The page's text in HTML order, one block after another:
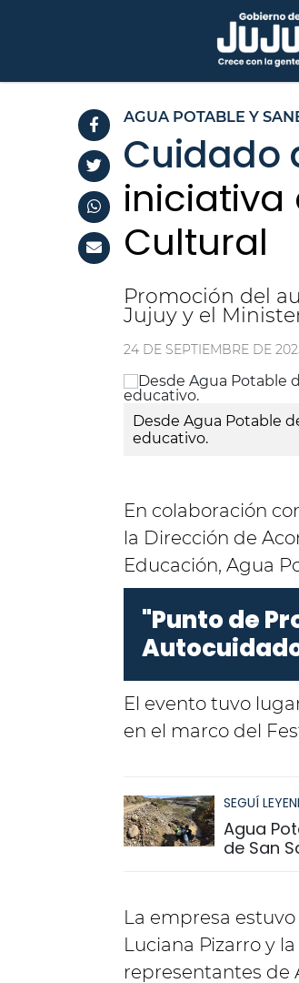
AGUA POTABLE Y
Cuidado
iniciativa
Cultural
Promoción del
Jujuy y el
24 DE SEPTIEMBRE DE
Desde Agua Potable
educativo.
En colaboración
la Dirección de
Educación, Agua
"Punto de
El evento tuvo
en el marco del
SEGUÍ
Agua
de San
La empresa
Luciana Pizarro y
representantes de